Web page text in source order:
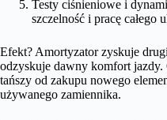
Testy ciśnieniowe i
szczelność i pracę całego
Efekt? Amortyzator zyskuje
odzyskuje dawny komfort jazdy.
tańszy od zakupu nowego
używanego zamiennika.